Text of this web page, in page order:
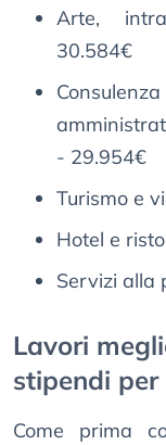
Arte,
30.584€
- 29.954€
Turismo e
Hotel e
Servizi alla
Lavori
stipendi
Come prima